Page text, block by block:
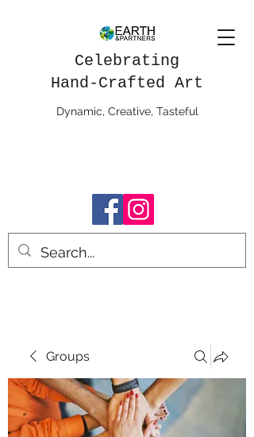
Celebrating
Hand-Crafted Art
Dynamic, Creative, Tasteful
Groups